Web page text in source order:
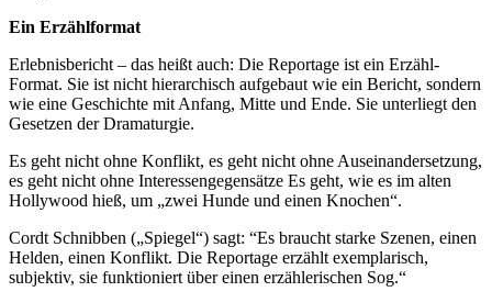
Ein Erzählformat
Erlebnisbericht – das heißt auch: Die Reportage ist ein Erzähl-
Format. Sie ist nicht hierarchisch aufgebaut wie ein Bericht, sondern
wie eine Geschichte mit Anfang, Mitte und Ende. Sie unterliegt den
Gesetzen der Dramaturgie.
Es geht nicht ohne Konflikt, es geht nicht ohne Auseinandersetzung,
es geht nicht ohne Interessengegensätze Es geht, wie es im alten
Hollywood hieß, um „zwei Hunde und einen Knochen“.
Cordt Schnibben („Spiegel“) sagt: “Es braucht starke Szenen, einen
Helden, einen Konflikt. Die Reportage erzählt exemplarisch,
subjektiv, sie funktioniert über einen erzählerischen Sog.“